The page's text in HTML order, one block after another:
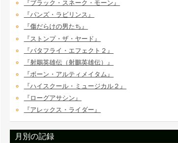
『ブラック・スネーク・モーン』
『パンズ・ラビリンス』
『傷だらけの男たち』
『ストンプ・ザ・ヤード』
『バタフライ・エフェクト２』
『射鵰英雄伝（射鵬英雄伝）』
『ボーン・アルティメイタム』
『ハイスクール・ミュージカル２』
『ローグアサシン』
『アレックス・ライダー』
月別の記録